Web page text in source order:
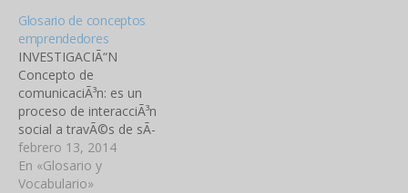
nombre de acto
administrativo. La
administraciÃ³n estÃ¡ muy
relacionada con todas las
Ã¡reas funcionales de la
empresa. Esto se debe a
que todas…
Glosario de conceptos
emprendedores
INVESTIGACIÃ“N
Concepto de
comunicaciÃ³n: es un
proceso de interacciÃ³n
social a travÃ©s de sÃ­
mbolos y sistemas de
mensajes que se
producen como parte de
febrero 13, 2014
En «Glosario y
Vocabulario»